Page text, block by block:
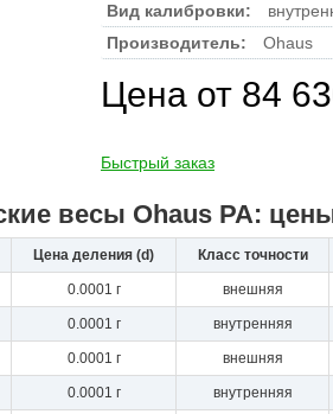
Вид калибровки:
Производитель:
Ohaus
Цена от 84
Быстрый заказ
весы Ohaus PA:
Цена деления (d) Класс точности
0.0001 г внешняя
0.0001 г внутренняя
0.0001 г внешняя
0.0001 г внутренняя